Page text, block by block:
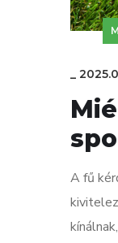
_
A fű